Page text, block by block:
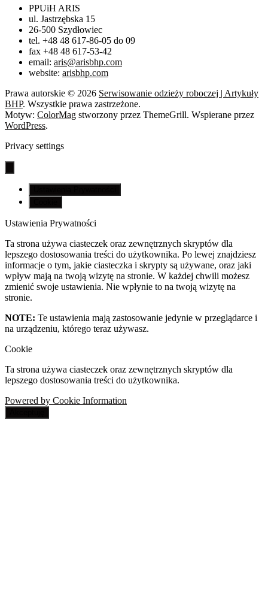
PPUiH ARIS
ul. Jastrzębska 15
26-500 Szydłowiec
tel. +48 48 617-86-05 do 09
fax +48 48 617-53-42
email: aris@arisbhp.com
website: arisbhp.com
Prawa autorskie © 2026 Serwisowanie odzieży roboczej | Artykuły
BHP. Wszystkie prawa zastrzeżone.
Motyw: ColorMag stworzony przez ThemeGrill. Wspierane przez
WordPress.
Privacy settings
Ustawienia Prywatności
Ta strona używa ciasteczek oraz zewnętrznych skryptów dla
lepszego dostosowania treści do użytkownika. Po lewej znajdziesz
informacje o tym, jakie ciasteczka i skrypty są używane, oraz jaki
wpływ mają na twoją wizytę na stronie. W każdej chwili możesz
zmienić swoje ustawienia. Nie wpłynie to na twoją wizytę na
stronie.
NOTE: Te ustawienia mają zastosowanie jedynie w przeglądarce i
na urządzeniu, którego teraz używasz.
Cookie
Ta strona używa ciasteczek oraz zewnętrznych skryptów dla
lepszego dostosowania treści do użytkownika.
Powered by Cookie Information